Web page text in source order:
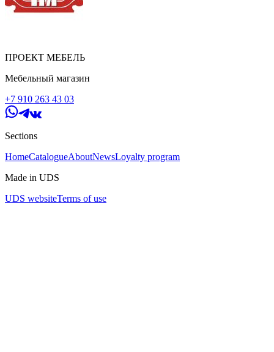
ПРОЕКТ МЕБЕЛЬ
Мебельный магазин
+7 910 263 43 03
Sections
HomeCatalogueAboutNewsLoyalty program
Made in UDS
UDS websiteTerms of use